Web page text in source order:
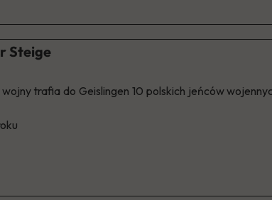
Steige
trafia do Geislingen 10 polskich jeńców